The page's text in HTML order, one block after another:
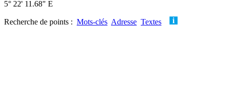
5° 22' 11.68" E
Recherche de points : Mots-clés Adresse Textes